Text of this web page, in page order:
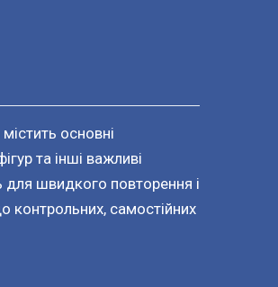
основні
та інші важливі
для швидкого повторення і
контрольних, самостійних